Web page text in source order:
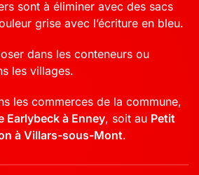
sont à éliminer avec des sacs
grise avec l’écriture en bleu.
dans les conteneurs ou
les villages.
les commerces de la commune,
Earlybeck à Enney, soit au Petit
à Villars-sous-Mont.